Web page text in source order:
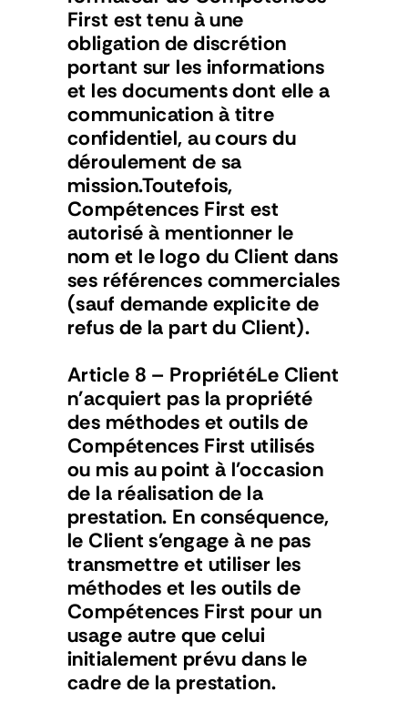
First est tenu à une
obligation de discrétion
portant sur les informations
et les documents dont elle a
communication à titre
confidentiel, au cours du
déroulement de sa
mission.Toutefois,
Compétences First est
autorisé à mentionner le
nom et le logo du Client dans
ses références commerciales
(sauf demande explicite de
refus de la part du Client).
Article 8 – PropriétéLe Client
n'acquiert pas la propriété
des méthodes et outils de
Compétences First utilisés
ou mis au point à l'occasion
de la réalisation de la
prestation. En conséquence,
le Client s'engage à ne pas
transmettre et utiliser les
méthodes et les outils de
Compétences First pour un
usage autre que celui
initialement prévu dans le
cadre de la prestation.